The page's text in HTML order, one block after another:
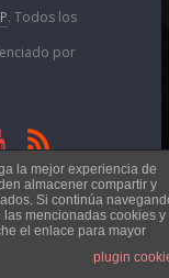
. Todos los
por
Creative Commons
la mejor experiencia de
almacener compartir y
Si continúa
mencionadas cookies y
el enlace para mayor
plugin